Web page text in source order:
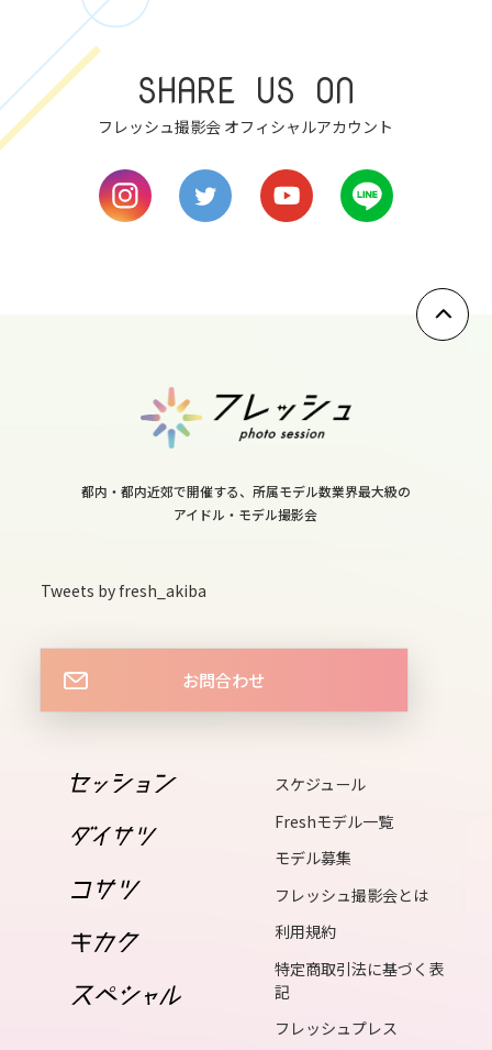
7
sat
sun
14
15
sun
17
tue
wed
19
thu
SHARE US ON
フレッシュ撮影会 オフィシャルアカウント
都内・都内近郊で開催する、所属モデル数業界最大級の
アイドル・モデル撮影会
Tweets by fresh_akiba
お問合わせ
スケジュール
Freshモデル一覧
モデル募集
フレッシュ撮影会とは
利用規約
特定商取引法に基づく表
記
フレッシュプレス